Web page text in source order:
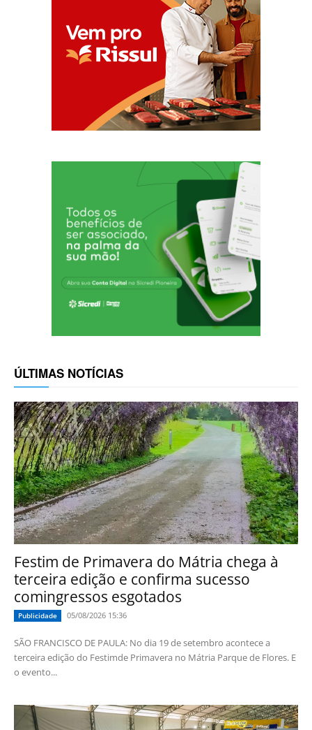
ÚLTIMAS NOTÍCIAS
Festim de Primavera do Mátria chega à
terceira edição e confirma sucesso
comingressos esgotados
Publicidade 05/08/2026 15:36
SÃO FRANCISCO DE PAULA: No dia 19 de setembro acontece a
terceira edição do Festimde Primavera no Mátria Parque de Flores. E
o evento...